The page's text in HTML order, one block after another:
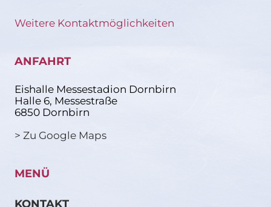
Weitere Kontaktmöglichkeiten
ANFAHRT
Eishalle Messestadion Dornbirn
Halle 6, Messestraße
6850 Dornbirn
> Zu Google Maps
MENÜ
KONTAKT